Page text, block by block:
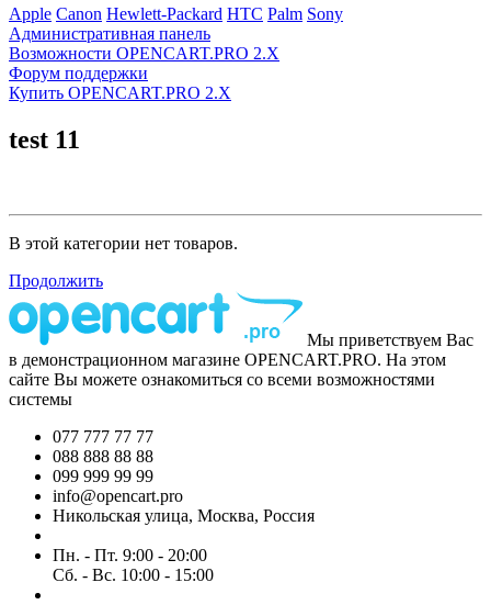
Apple Canon Hewlett-Packard HTC Palm Sony
Административная панель
Возможности OPENCART.PRO 2.X
Форум поддержки
Купить OPENCART.PRO 2.X
test 11
В этой категории нет товаров.
Продолжить
Мы приветствуем Вас
в демонстрационном магазине OPENCART.PRO. На этом
сайте Вы можете ознакомиться со всеми возможностями
системы
077 777 77 77
088 888 88 88
099 999 99 99
info@opencart.pro
Никольская улица, Москва, Россия
Пн. - Пт. 9:00 - 20:00
Сб. - Вс. 10:00 - 15:00